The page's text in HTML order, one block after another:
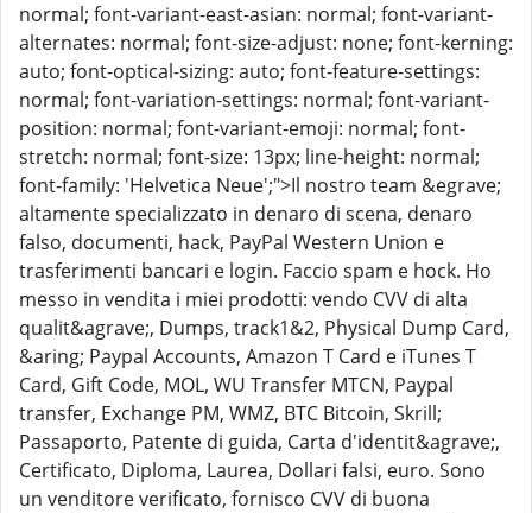
normal; font-variant-east-asian: normal; font-variant-
alternates: normal; font-size-adjust: none; font-kerning:
auto; font-optical-sizing: auto; font-feature-settings:
normal; font-variation-settings: normal; font-variant-
position: normal; font-variant-emoji: normal; font-
stretch: normal; font-size: 13px; line-height: normal;
font-family: 'Helvetica Neue';">Il nostro team &egrave;
altamente specializzato in denaro di scena, denaro
falso, documenti, hack, PayPal Western Union e
trasferimenti bancari e login. Faccio spam e hock. Ho
messo in vendita i miei prodotti: vendo CVV di alta
qualit&agrave;, Dumps, track1&2, Physical Dump Card,
&aring; Paypal Accounts, Amazon T Card e iTunes T
Card, Gift Code, MOL, WU Transfer MTCN, Paypal
transfer, Exchange PM, WMZ, BTC Bitcoin, Skrill;
Passaporto, Patente di guida, Carta d'identit&agrave;,
Certificato, Diploma, Laurea, Dollari falsi, euro. Sono
un venditore verificato, fornisco CVV di buona